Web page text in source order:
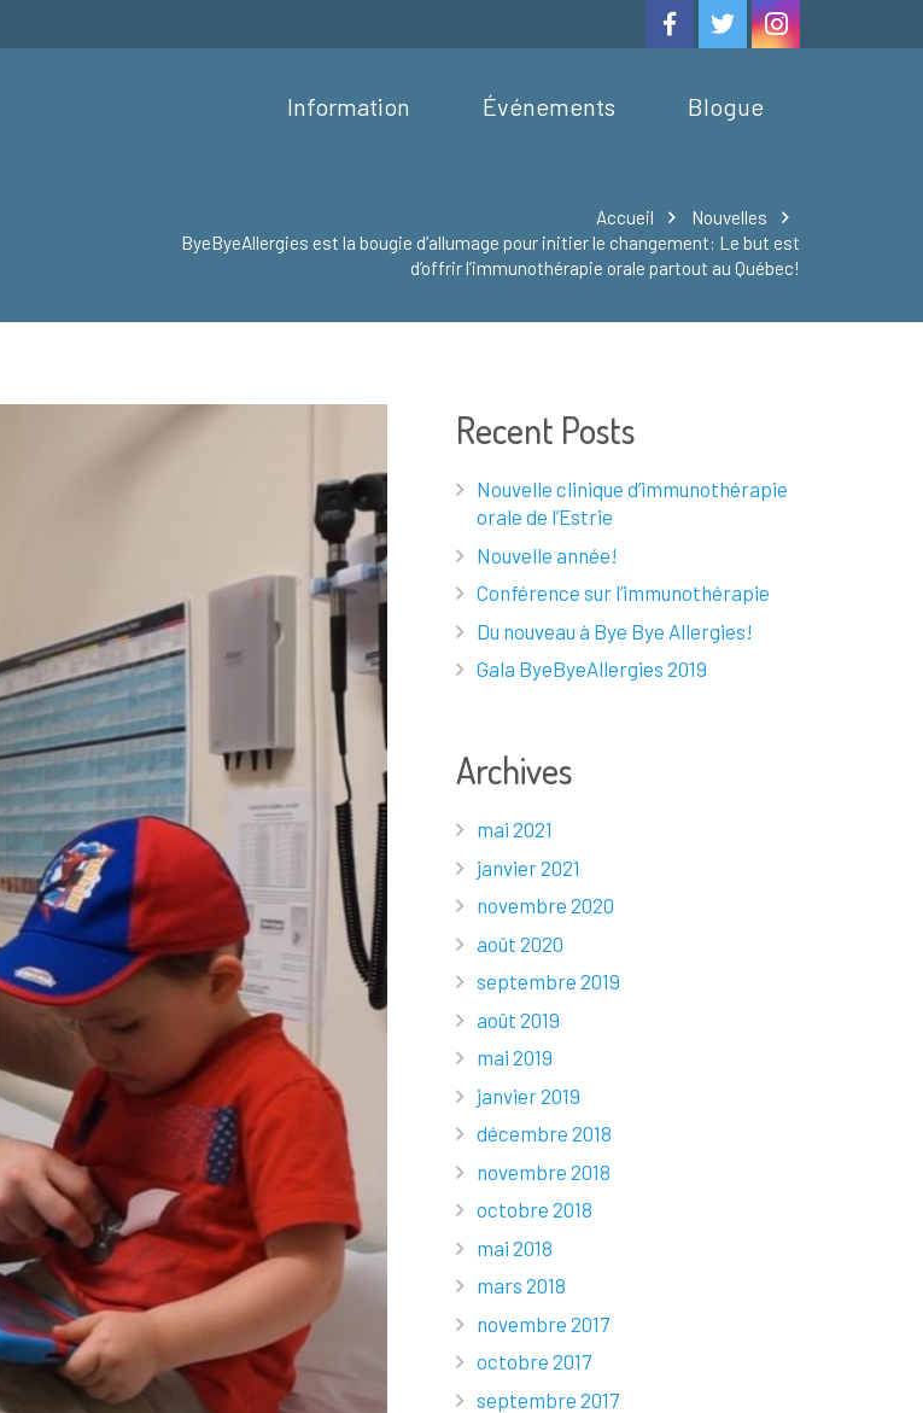
Information Événements Blogue
Accueil
Nouvelles
ByeByeAllergies est la bougie d’allumage pour initier le changement: Le but est
d’offrir l’immunothérapie orale partout au Québec!
Recent Posts
Nouvelle clinique d’immunothérapie
orale de l’Estrie
Nouvelle année!
Conférence sur l’immunothérapie
Du nouveau à Bye Bye Allergies!
Gala ByeByeAllergies 2019
Archives
mai 2021
janvier 2021
novembre 2020
août 2020
septembre 2019
août 2019
mai 2019
janvier 2019
décembre 2018
novembre 2018
octobre 2018
mai 2018
mars 2018
novembre 2017
octobre 2017
septembre 2017